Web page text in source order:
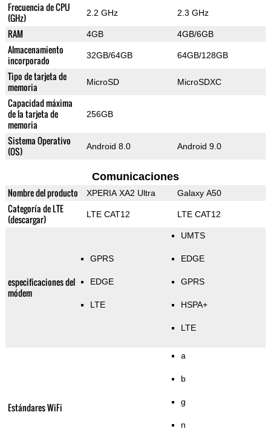
Frecuencia de CPU
(GHz)
2.2 GHz 2.3 GHz
RAM 4GB 4GB/6GB
Almacenamiento
incorporado
32GB/64GB 64GB/128GB
Tipo de tarjeta de
memoria
MicroSD MicroSDXC
Capacidad máxima
de la tarjeta de
memoria
256GB
Sistema Operativo
(OS)
Android 8.0 Android 9.0
Comunicaciones
Nombre del producto XPERIA XA2 Ultra Galaxy A50
Categoría de LTE
(descargar)
LTE CAT12 LTE CAT12
especificaciones del
módem
GPRS
EDGE
LTE
UMTS
EDGE
GPRS
HSPA+
LTE
Estándares WiFi
a
b
g
n